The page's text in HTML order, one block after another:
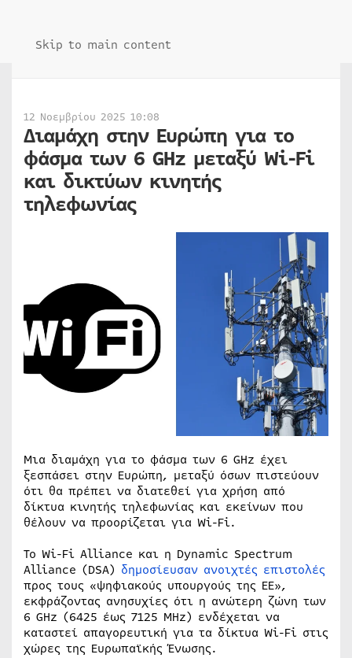
Skip to main content
12 Νοεμβρίου 2025 10:08
Διαμάχη στην Ευρώπη για το
φάσμα των 6 GHz μεταξύ Wi-Fi
και δικτύων κινητής
τηλεφωνίας
Μια διαμάχη για το φάσμα των 6 GHz έχει
ξεσπάσει στην Ευρώπη, μεταξύ όσων πιστεύουν
ότι θα πρέπει να διατεθεί για χρήση από
δίκτυα κινητής τηλεφωνίας και εκείνων που
θέλουν να προορίζεται για Wi-Fi.
Το Wi-Fi Alliance και η Dynamic Spectrum
Alliance (DSA) δημοσίευσαν ανοιχτές επιστολές
προς τους «ψηφιακούς υπουργούς της ΕΕ»,
εκφράζοντας ανησυχίες ότι η ανώτερη ζώνη των
6 GHz (6425 έως 7125 MHz) ενδέχεται να
καταστεί απαγορευτική για τα δίκτυα Wi-Fi στις
χώρες της Ευρωπαϊκής Ένωσης.